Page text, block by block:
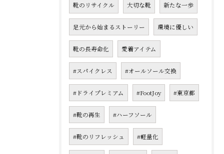
靴のリサイクル 大切な靴 新たな一歩
足元から始まるストーリー 環境に優しい
靴の長寿命化 愛着アイテム
#スパイクレス #オールソール交換
#ドライプレミアム #FootJoy #東京都
#靴の再生 #ハーフソール
#靴のリフレッシュ #軽量化